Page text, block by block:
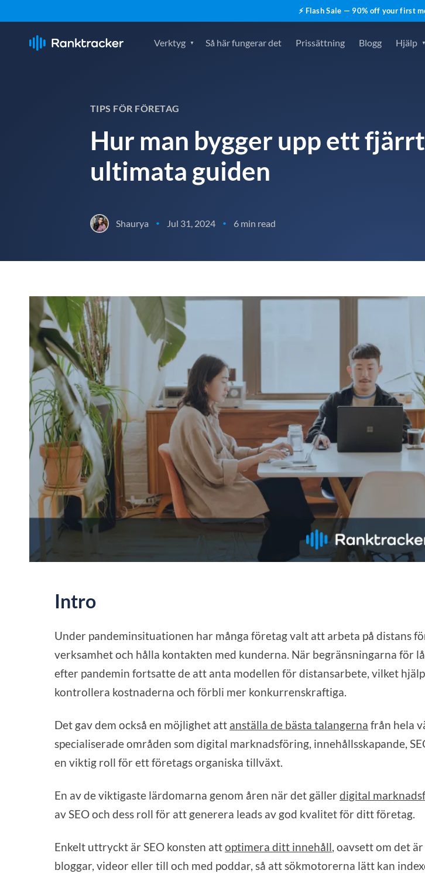
⚡ Flash Sale — 90% off your first
Verktyg Så här fungerar det Prissättning Blogg Hjälp
TIPS FÖR FÖRETAG
Hur man bygger upp ett
ultimata guiden
Shaurya • Jul 31, 2024 • 6 min read
Intro
Under pandeminsituationen har många företag valt att arbeta på distans
verksamhet och hålla kontakten med kunderna. När begränsningarna för
efter pandemin fortsatte de att anta modellen för distansarbete, vilket
kontrollera kostnaderna och förbli mer konkurrenskraftiga.
Det gav dem också en möjlighet att anställa de bästa talangerna från hela
specialiserade områden som digital marknadsföring, innehållsskapande,
en viktig roll för ett företags organiska tillväxt.
En av de viktigaste lärdomarna genom åren när det gällerdigital
av SEO och dess roll för att generera leads av god kvalitet för ditt företag.
Enkelt uttryckt är SEO konsten attoptimera ditt innehåll , oavsett om det
bloggar, videor eller till och med poddar, så att sökmotorerna lätt kan